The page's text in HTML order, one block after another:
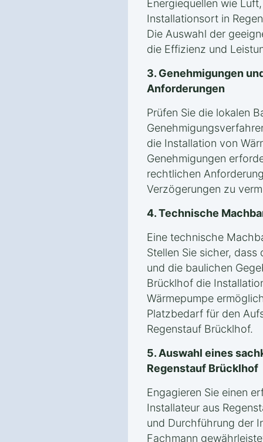
Energiequellen wie
Installationsort in
Die Auswahl der
die Effizienz und
3. Genehmigungen
Anforderungen
Prüfen Sie die lokalen
die Installation von
Genehmigungen
rechtlichen
Verzögerungen zu
4. Technische
Eine technische
Stellen Sie sicher,
und die baulichen
Brücklhof die
Wärmepumpe
Platzbedarf für den
Regenstauf Brücklhof.
5. Auswahl eines
Regenstauf Brücklhof
Engagieren Sie einen
Installateur aus
und Durchführung der
Fachmann